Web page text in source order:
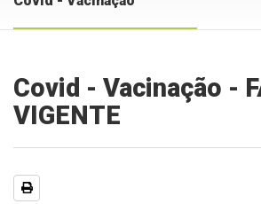
Covid - Vacinação -
VIGENTE